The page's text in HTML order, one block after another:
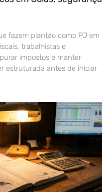
fazem plantão como PJ em
trabalhistas e
impostos e manter
estruturada antes de iniciar